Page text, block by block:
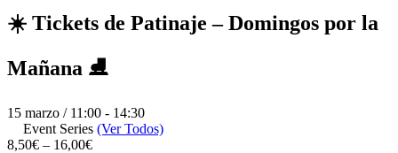
☀️ Tickets de Patinaje – Domingos por la
Mañana ⛸️
15 marzo / 11:00 - 14:30
Event Series (Ver Todos)
8,50€ – 16,00€